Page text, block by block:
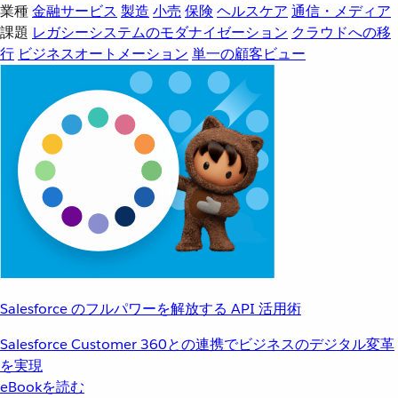
業種金融サービス 製造 小売 保険 ヘルスケア 通信・メディア
課題 レガシーシステムのモダナイゼーション クラウドへの移
行 ビジネスオートメーション 単一の顧客ビュー
Salesforce のフルパワーを解放する API 活用術
Salesforce Customer 360との連携でビジネスのデジタル変革
を実現
eBookを読む